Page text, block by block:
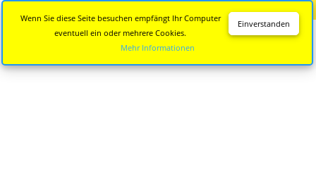
Einverstanden
Wenn Sie diese Seite besuchen empfängt Ihr Computer
eventuell ein oder mehrere Cookies.
Mehr Informationen